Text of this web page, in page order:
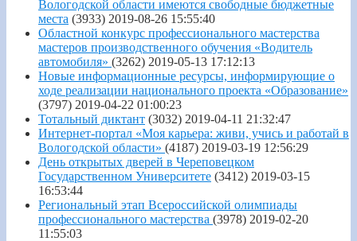
Вологодской области имеются свободные бюджетные
места (3933) 2019-08-26 15:55:40
Областной конкурс профессионального мастерства
мастеров производственного обучения «Водитель
автомобиля» (3262) 2019-05-13 17:12:13
Новые информационные ресурсы, информирующие о
ходе реализации национального проекта «Образование»
(3797) 2019-04-22 01:00:23
Тотальный диктант (3032) 2019-04-11 21:32:47
Интернет-портал «Моя карьера: живи, учись и работай в
Вологодской области» (4187) 2019-03-19 12:56:29
День открытых дверей в Череповецком
Государственном Университете (3412) 2019-03-15
16:53:44
Региональный этап Всероссийской олимпиады
профессионального мастерства (3978) 2019-02-20
11:55:03